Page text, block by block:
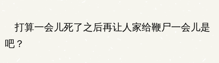
打算一会儿死了之后再让人家给鞭尸一会儿是
吧？